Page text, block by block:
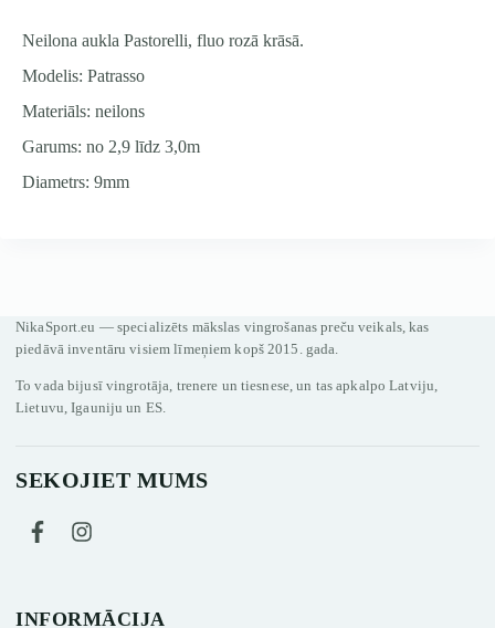
Neilona aukla Pastorelli, fluo rozā krāsā.
Modelis: Patrasso
Materiāls: neilons
Garums: no 2,9 līdz 3,0m
Diametrs: 9mm
NikaSport.eu — specializēts mākslas vingrošanas preču veikals, kas
piedāvā inventāru visiem līmeņiem kopš 2015. gada.
To vada bijusī vingrotāja, trenere un tiesnese, un tas apkalpo Latviju,
Lietuvu, Igauniju un ES.
SEKOJIET MUMS
INFORMĀCIJA